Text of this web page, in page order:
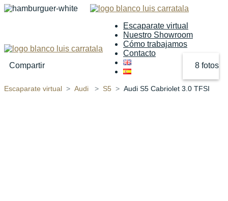
Escaparate virtual
Nuestro Showroom
Cómo trabajamos
Contacto
‹
8 fotos
Compartir
Escaparate virtual Audi S5 Audi S5 Cabriolet 3.0 TFSI